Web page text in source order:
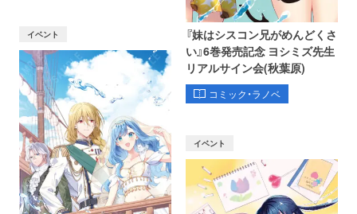
『妹はシスコン兄がめんどくさ
い』6巻発売記念 ヨシミズ先生
リアルサイン会(秋葉原)
コミック・ラノベ
イベント
イベント